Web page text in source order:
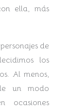
ella, más
de
los
Al menos,
un modo
ocasiones